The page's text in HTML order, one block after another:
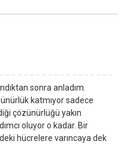
sonra anladım.
katmıyor sadece
çözünürlüğü yakın
oluyor o kadar. Bir
hücrelere varıncaya dek